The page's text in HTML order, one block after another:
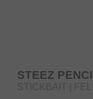
STEEZ
STICKBAIT |